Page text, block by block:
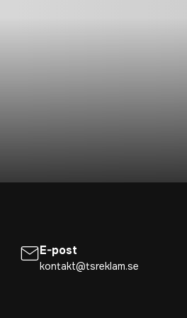
E-post
kontakt@tsreklam.se